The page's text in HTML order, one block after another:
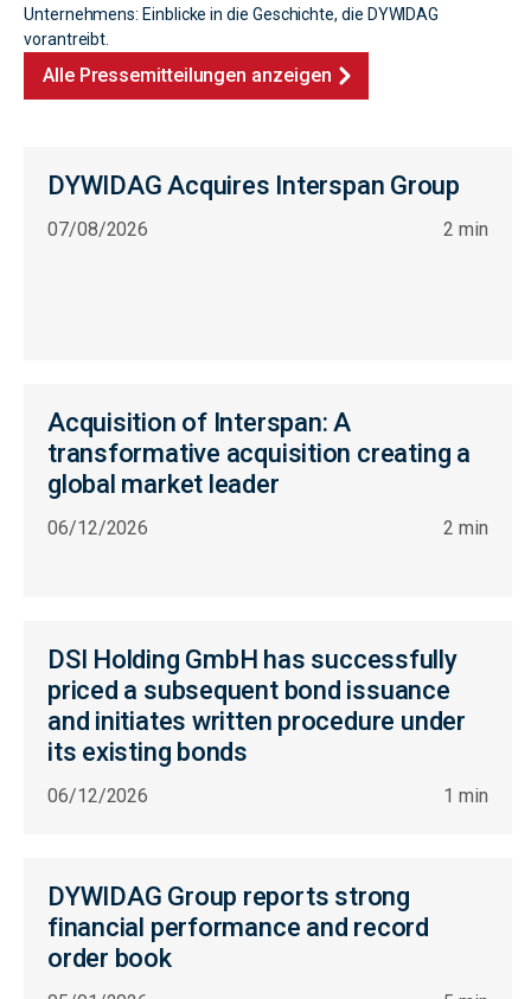
Unternehmens: Einblicke in die Geschichte, die DYWIDAG
vorantreibt.
Alle Pressemitteilungen anzeigen
DYWIDAG Acquires Interspan Group
07/08/2026 2 min
Acquisition of Interspan: A
transformative acquisition creating a
global market leader
06/12/2026 2 min
DSI Holding GmbH has successfully
priced a subsequent bond issuance
and initiates written procedure under
its existing bonds
06/12/2026 1 min
DYWIDAG Group reports strong
financial performance and record
order book